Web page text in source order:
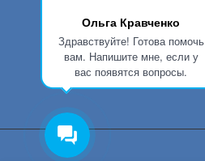
Ольга Кравченко
Здравствуйте! Готова помочь
вам. Напишите мне, если у
вас появятся вопросы.